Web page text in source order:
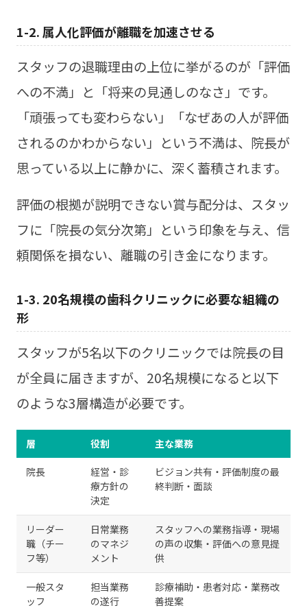
1-2. 属人化評価が離職を加速させる
スタッフの退職理由の上位に挙がるのが「評価
への不満」と「将来の見通しのなさ」です。
「頑張っても変わらない」「なぜあの人が評価
されるのかわからない」という不満は、院長が
思っている以上に静かに、深く蓄積されます。
評価の根拠が説明できない賞与配分は、スタッ
フに「院長の気分次第」という印象を与え、信
頼関係を損ない、離職の引き金になります。
1-3. 20名規模の歯科クリニックに必要な組織の
形
スタッフが5名以下のクリニックでは院長の目
が全員に届きますが、20名規模になると以下
のような3層構造が必要です。
層 役割 主な業務
院長
経営・診
療方針の
決定
ビジョン共有・評価制度の最
終判断・面談
リーダー
職（チー
フ等）
日常業務
のマネジ
メント
スタッフへの業務指導・現場
の声の収集・評価への意見提
供
一般スタ
ッフ
担当業務
の遂行
診療補助・患者対応・業務改
善提案